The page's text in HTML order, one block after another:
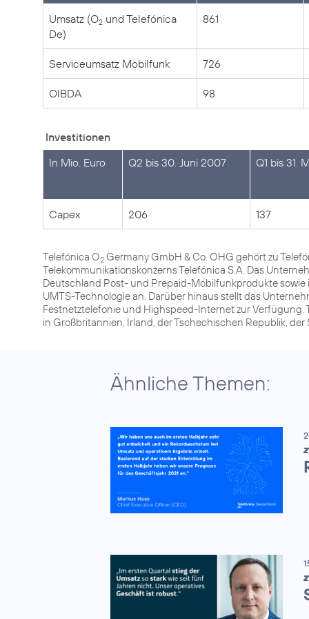
Umsatz (O2 und Telefónica
De)
861
Serviceumsatz Mobilfunk 726
OIBDA 98
Investitionen
In Mio. Euro
Q2 bis 30. Juni 2007 Q1 bis 31.
Capex 206 137
Telefónica O2 Germany GmbH & Co. OHG gehört zu
Telekommunikationskonzerns Telefónica S.A. Das
Deutschland Post- und Prepaid-Mobilfunkprodukte
UMTS-Technologie an. Darüber hinaus stellt das
Festnetztelefonie und Highspeed-Internet zur
in Großbritannien, Irland, der Tschechischen Republik,
Ähnliche Themen: